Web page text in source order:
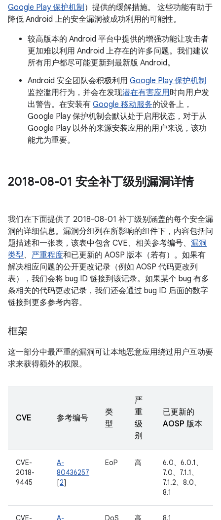
Google Play 保护机制 ）提供的缓解措施。 这些功能有助于
降低 Android 上的安全漏洞被成功利用的可能性。
较高版本的 Android 平台中提供的增强功能让攻击者
更加难以利用 Android 上存在的许多问题。我们建议
所有用户都尽可能更新到最新版 Android。
Android 安全团队会积极利用 Google Play 保护机制
监控滥用行为，并会在发现潜在有害应用时向用户发
出警告。在安装有 Google 移动服务的设备上，
Google Play 保护机制会默认处于启用状态，对于从
Google Play 以外的来源安装应用的用户来说，该功
能尤为重要。
2018-08-01 安全补丁级别漏洞详情
我们在下面提供了 2018-08-01 补丁级别涵盖的每个安全漏
洞的详细信息。漏洞分组列在所影响的组件下，内容包括问
题描述和一张表，该表中包含 CVE、相关参考编号、 漏洞
类型、 严重程度和已更新的 AOSP 版本（若有）。如果有
解决相应问题的公开更改记录（例如 AOSP 代码更改列
表），我们会将 bug ID 链接到该记录。如果某个 bug 有多
条相关的代码更改记录，我们还会通过 bug ID 后面的数字
链接到更多参考内容。
框架
这一部分中最严重的漏洞可让本地恶意应用绕过用户互动要
求来获得额外的权限。
CVE 参考编号
类
型
严
重
级
别
已更新的
AOSP 版本
CVE-
2018-
9445
A-
80436257
[2]
EoP 高
6.0、6.0.1、
7.0、7.1.1、
7.1.2、8.0、
8.1
CVE- A- DoS 高 8.1